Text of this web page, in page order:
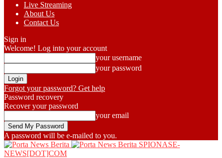
Live Streaming
About Us
Contact Us
Sign in
Welcome! Log into your account
your username
your password
Forgot your password? Get help
Password recovery
Recover your password
your email
A password will be e-mailed to you.
SPIONASE-
NEWS[DOT]COM